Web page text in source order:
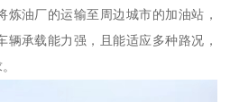
油厂的运输至周边城市的加油站，
承载能力强，且能适应多种路况，